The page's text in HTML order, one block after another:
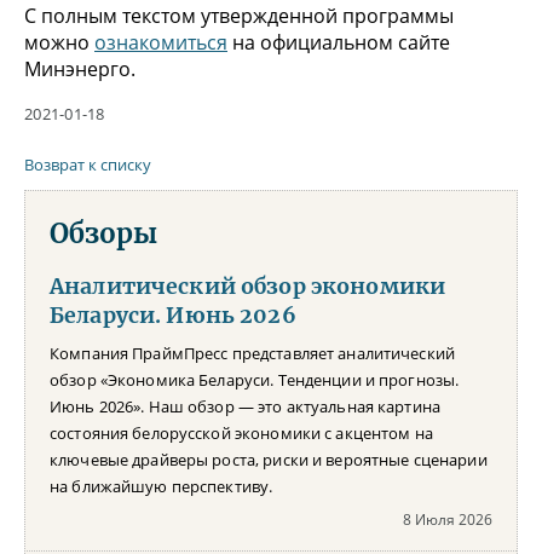
С полным текстом утвержденной программы
можно ознакомиться на официальном сайте
Минэнерго.
2021-01-18
Возврат к списку
Обзоры
Аналитический обзор экономики
Беларуси. Июнь 2026
Компания ПраймПресс представляет аналитический
обзор «Экономика Беларуси. Тенденции и прогнозы.
Июнь 2026». Наш обзор — это актуальная картина
состояния белорусской экономики с акцентом на
ключевые драйверы роста, риски и вероятные сценарии
на ближайшую перспективу.
8 Июля 2026